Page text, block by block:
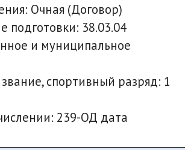
Очная (Договор)
подготовки: 38.03.04
и муниципальное
спортивный разряд: 1
239-ОД дата